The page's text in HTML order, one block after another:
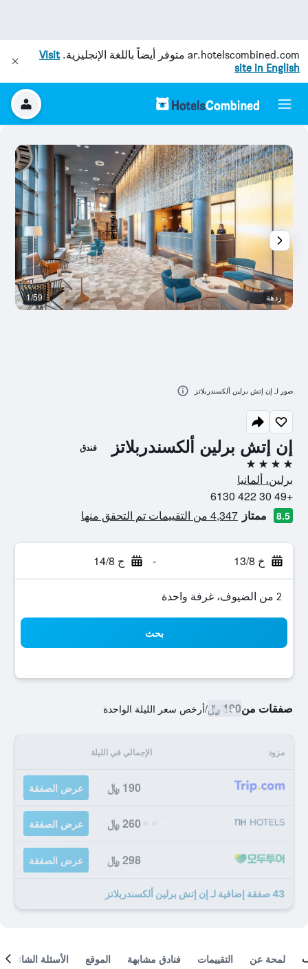
ar.hotelscombined.com متوفر أيضاً باللغة الإنجليزية.Visit
site in English
إن إتش برلين ألكسندربلاتز فندق
4 نجوم
برلين، ألمانيا
+49 30 422 6130
8.5 ممتاز 4,347 من التقييمات تم التحقق منها
خ 13/8 - ج 14/8
2 من الضيوف، غرفة واحدة
بحث
صفقات من190 ﷼ /أرخص سعر الليلة الواحدة
مزود الإجمالي في الليلة
190 ﷼ عرض الصفقة
260 ﷼ عرض الصفقة
298 ﷼ عرض الصفقة
43 صفقة إضافية لـ إن إتش برلين ألكسندربلاتز
ردهة 1/59
صور لـ إن إتش برلين ألكسندربلاتز
لمحة عن التقييمات فنادق مشابهة الموقع الأسئلة الشائعة